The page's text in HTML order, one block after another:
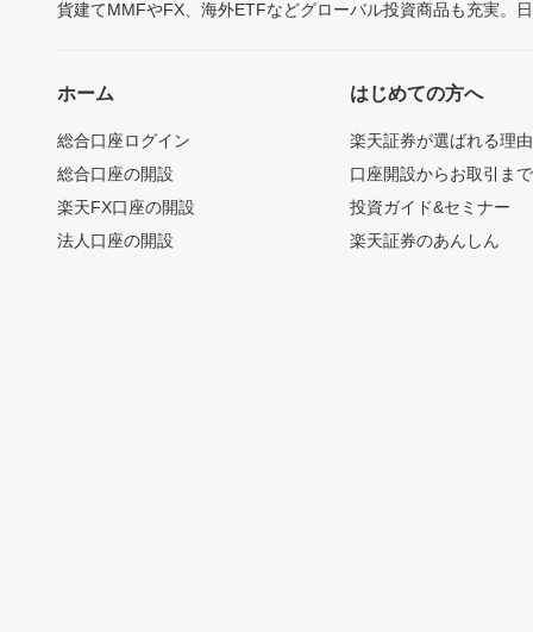
貨建てMMFやFX、海外ETFなどグローバル投資商品も充実。
ホーム
総合口座ログイン
総合口座の開設
楽天FX口座の開設
法人口座の開設
はじめての方へ
楽天証券が選ばれる理由
口座開設からお取引ま
投資ガイド&セミナー
楽天証券のあんしん